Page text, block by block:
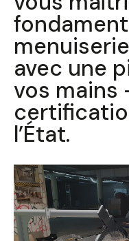
avec une
vos mains
l’État.